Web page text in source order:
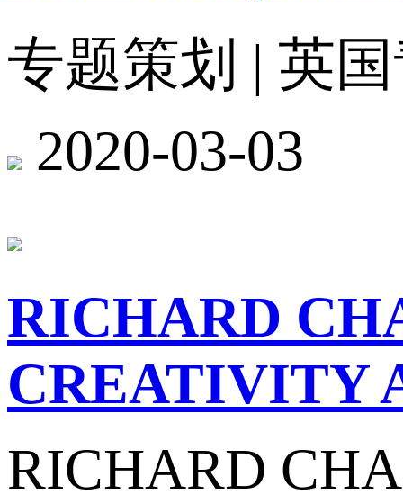
专题策划 | 英
2020-03-03
RICHARD
CREATIVITY
RICHARD